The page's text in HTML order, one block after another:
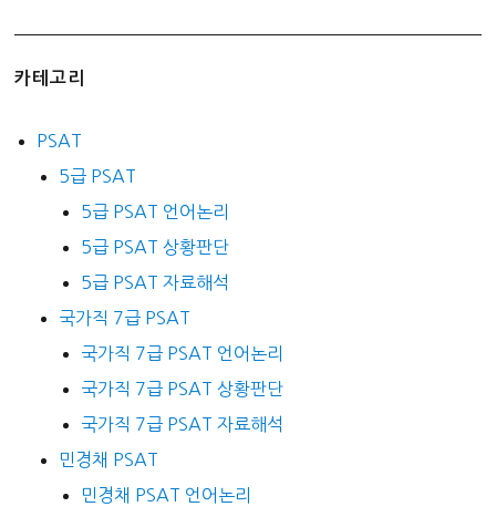
카테고리
PSAT
5급 PSAT
5급 PSAT 언어논리
5급 PSAT 상황판단
5급 PSAT 자료해석
국가직 7급 PSAT
국가직 7급 PSAT 언어논리
국가직 7급 PSAT 상황판단
국가직 7급 PSAT 자료해석
민경채 PSAT
민경채 PSAT 언어논리